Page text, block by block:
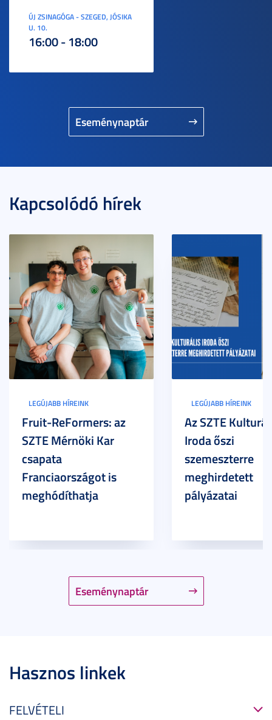
Eseménynaptár
ÚJ ZSINAGÓGA - SZEGED, JÓSIKA
U. 10.
16:00 - 18:00
Kapcsolódó hírek
Eseménynaptár
LEGÚJABB HÍREINK
Fruit-ReFormers: az
SZTE Mérnöki Kar
csapata
Franciaországot is
meghódíthatja
LEGÚJABB HÍREINK
Az SZTE
Iroda őszi
szemeszterre
meghirdetett
pályázatai
Hasznos linkek
FELVÉTELI